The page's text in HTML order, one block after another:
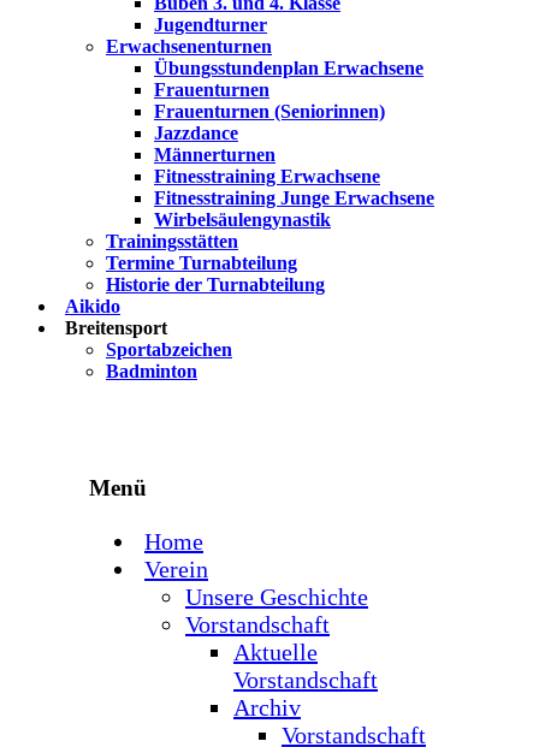
Jugendturner
Erwachsenenturnen
Übungsstundenplan Erwachsene
Frauenturnen
Frauenturnen (Seniorinnen)
Jazzdance
Männerturnen
Fitnesstraining Erwachsene
Fitnesstraining Junge Erwachsene
Wirbelsäulengynastik
Trainingsstätten
Termine Turnabteilung
Historie der Turnabteilung
Aikido
Breitensport
Sportabzeichen
Badminton
Menü
Home
Verein
Unsere Geschichte
Vorstandschaft
Aktuelle
Vorstandschaft
Archiv
Vorstandschaft